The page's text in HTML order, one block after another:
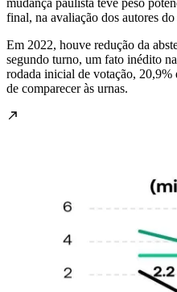
mudança paulista teve peso
final, na avaliação dos autores do
Em 2022, houve redução da
segundo turno, um fato inédito
rodada inicial de votação, 20,9%
de comparecer às urnas.